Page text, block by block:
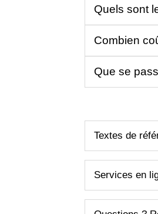
Quels sont
Combien
Que se
Textes de
Services en